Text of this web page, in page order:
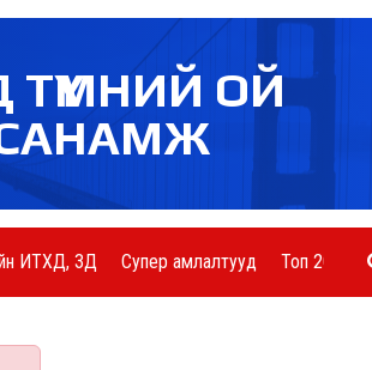
ТҮМНИЙ ОЙ
ИТХД, ЗД Супер амлалтууд Топ 20 ААН